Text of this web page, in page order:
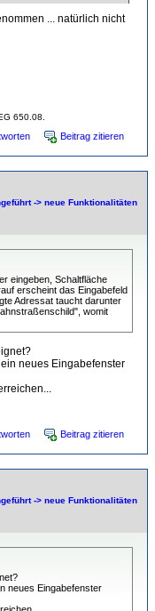
... natürlich nicht
650.08.
Beitrag zitieren
-> neue Funktionalitäten
eingeben, Schaltfläche
erscheint das Eingabefeld
Adressat taucht darunter
womit
neues Eingabefenster
Beitrag zitieren
-> neue Funktionalitäten
neues Eingabefenster